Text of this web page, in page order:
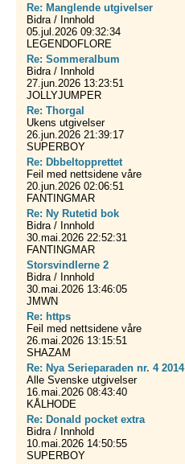
Re: Manglende utgivelser
Bidra / Innhold
05.jul.2026 09:32:34
LEGENDOFLORE
Re: Sommeralbum
Bidra / Innhold
27.jun.2026 13:23:51
JOLLYJUMPER
Re: Thorgal
Ukens utgivelser
26.jun.2026 21:39:17
SUPERBOY
Re: Dbbeltopprettet
Feil med nettsidene våre
20.jun.2026 02:06:51
FANTINGMAR
Re: Ny Rutetid bok
Bidra / Innhold
30.mai.2026 22:52:31
FANTINGMAR
Storsvindlerne 2
Bidra / Innhold
30.mai.2026 13:46:05
JMWN
Re: https
Feil med nettsidene våre
26.mai.2026 13:15:51
SHAZAM
Re: Nya Serieparaden nr. 4 2014
Alle Svenske utgivelser
16.mai.2026 08:43:40
KÅLHODE
Re: Donald pocket extra
Bidra / Innhold
10.mai.2026 14:50:55
SUPERBOY